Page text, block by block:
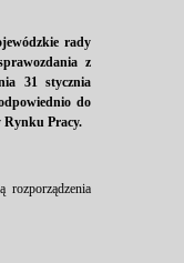
rady
z
31 stycznia
do
Pracy.
rozporządzenia